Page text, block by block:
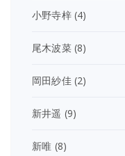
小野寺梓(4)
尾木波菜(8)
岡田紗佳(2)
新井遥 (9)
新唯 (8)